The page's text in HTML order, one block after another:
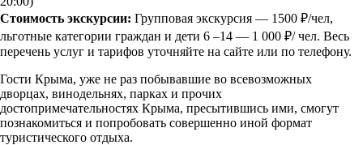
Стоимость экскурсии: Групповая экскурсия — 1500 ₽/чел,
льготные категории граждан и дети 6 –14 — 1 000 ₽/ чел. Весь
перечень услуг и тарифов уточняйте на сайте или по телефону.
Гости Крыма, уже не раз побывавшие во всевозможных
дворцах, винодельнях, парках и прочих
достопримечательностях Крыма, пресытившись ими, смогут
познакомиться и попробовать совершенно иной формат
туристического отдыха.